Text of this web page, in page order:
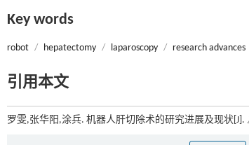
Key words
robot / hepatectomy / laparoscopy / research advances
引用本文
罗雯,张华阳,涂兵. 机器人肝切除术的研究进展及现状[J].